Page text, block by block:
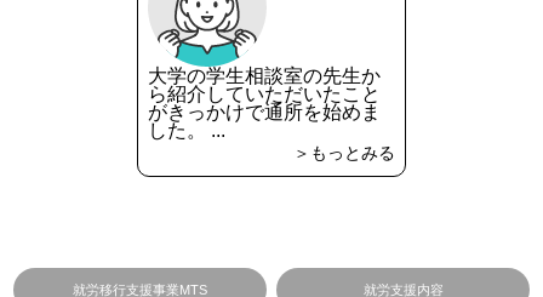
大学の学生相談室の先生か
ら紹介していただいたこと
がきっかけで通所を始めま
した。 ...
＞もっとみる
就労移行支援事業MTS 就労支援内容